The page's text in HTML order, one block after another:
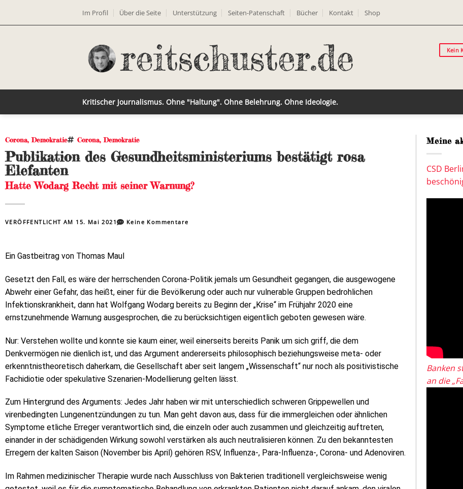
Im Profil Über die Seite Unterstützung Seiten-Patenschaft Bücher Kontakt Shop
Kein
Kritischer Journalismus. Ohne "Haltung". Ohne Belehrung. Ohne Ideologie.
Corona,Demokratie Corona,Demokratie
Publikation des Gesundheitsministeriums bestätigt rosa
Elefanten
Hatte Wodarg Recht mit seiner Warnung?
VERÖFFENTLICHT AM 15. Mai 2021 Keine Kommentare
Ein Gastbeitrag von Thomas Maul
Gesetzt den Fall, es wäre der herrschenden Corona-Politik jemals um Gesundheit gegangen, die ausgewogene
Abwehr einer Gefahr, das heißt, einer für die Bevölkerung oder auch nur vulnerable Gruppen bedrohlichen
Infektionskrankheit, dann hat Wolfgang Wodarg bereits zu Beginn der „Krise“ im Frühjahr 2020 eine
ernstzunehmende Warnung ausgesprochen, die zu berücksichtigen eigentlich geboten gewesen wäre.
Nur: Verstehen wollte und konnte sie kaum einer, weil einerseits bereits Panik um sich griff, die dem
Denkvermögen nie dienlich ist, und das Argument andererseits philosophisch beziehungsweise meta- oder
erkenntnistheoretisch daherkam, die Gesellschaft aber seit langem „Wissenschaft“ nur noch als positivistische
Fachidiotie oder spekulative Szenarien-Modellierung gelten lässt.
Zum Hintergrund des Arguments: Jedes Jahr haben wir mit unterschiedlich schweren Grippewellen und
virenbedingten Lungenentzündungen zu tun. Man geht davon aus, dass für die immergleichen oder ähnlichen
Symptome etliche Erreger verantwortlich sind, die einzeln oder auch zusammen und gleichzeitig auftreten,
einander in der schädigenden Wirkung sowohl verstärken als auch neutralisieren können. Zu den bekanntesten
Erregern der kalten Saison (November bis April) gehören RSV, Influenza-, Para-Influenza-, Corona- und Adenoviren.
Im Rahmen medizinischer Therapie wurde nach Ausschluss von Bakterien traditionell vergleichsweise wenig
Meine
CSD
Banken
an die